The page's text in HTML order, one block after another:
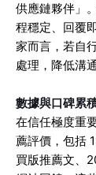
供應鏈夥伴」
程穩定、回覆
家而言，若自
處理，降低溝
數據與口碑累
在信任極度重
薦評價，包括
買版推薦文、